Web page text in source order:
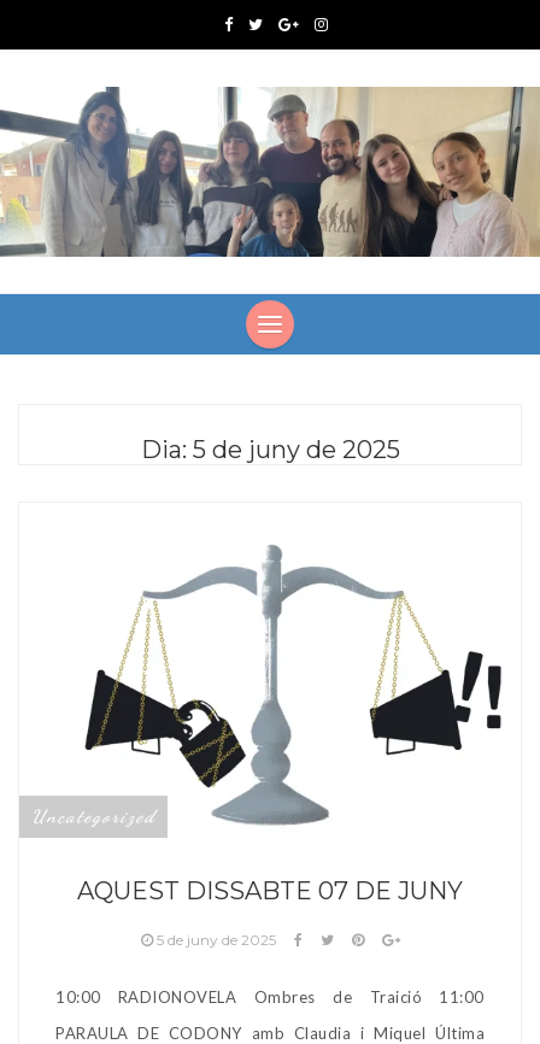
Dia: 5 de juny de 2025
Uncategorized
AQUEST DISSABTE 07 DE JUNY
5 de juny de 2025
10:00 RADIONOVELA Ombres de Traició 11:00
PARAULA DE CODONY amb Claudia i Miquel Última